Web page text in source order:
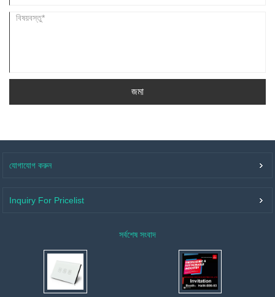
জমা
যোগাযোগ করুন
Inquiry For Pricelist
সর্বশেষ সংবাদ